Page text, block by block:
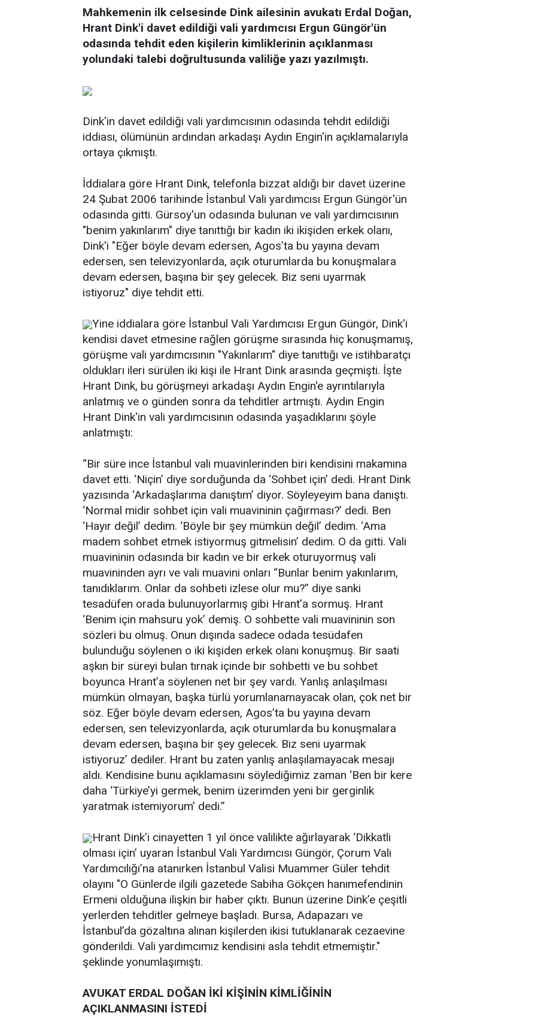
Mahkemenin ilk celsesinde Dink ailesinin avukatı Erdal Doğan,
Hrant Dink'i davet edildiği vali yardımcısı Ergun Güngör'ün
odasında tehdit eden kişilerin kimliklerinin açıklanması
yolundaki talebi doğrultusunda valiliğe yazı yazılmıştı.
Dink'in davet edildiği vali yardımcısının odasında tehdit edildiği
iddiası, ölümünün ardından arkadaşı Aydın Engin'in açıklamalarıyla
ortaya çıkmıştı.
İddialara göre Hrant Dink, telefonla bizzat aldığı bir davet üzerine
24 Şubat 2006 tarihinde İstanbul Vali yardımcısı Ergun Güngör'ün
odasında gitti. Gürsoy'un odasında bulunan ve vali yardımcısının
"benim yakınlarım" diye tanıttığı bir kadın iki ikişiden erkek olanı,
Dink'i "Eğer böyle devam edersen, Agos’ta bu yayına devam
edersen, sen televizyonlarda, açık oturumlarda bu konuşmalara
devam edersen, başına bir şey gelecek. Biz seni uyarmak
istiyoruz" diye tehdit etti.
Yine iddialara göre İstanbul Vali Yardımcısı Ergun Güngör, Dink'i
kendisi davet etmesine rağlen görüşme sırasında hiç konuşmamış,
görüşme vali yardımcısının "Yakınlarım" diye tanıttığı ve istihbaratçı
oldukları ileri sürülen iki kişi ile Hrant Dink arasında geçmişti. İşte
Hrant Dink, bu görüşmeyi arkadaşı Aydın Engin'e ayrıntılarıyla
anlatmış ve o günden sonra da tehditler artmıştı. Aydın Engin
Hrant Dink'in vali yardımcısının odasında yaşadıklarını şöyle
anlatmıştı:
“Bir süre ince İstanbul vali muavinlerinden biri kendisini makamına
davet etti. ‘Niçin’ diye sorduğunda da ‘Sohbet için’ dedi. Hrant Dink
yazısında ‘Arkadaşlarıma danıştım’ diyor. Söyleyeyim bana danıştı.
‘Normal midir sohbet için vali muavininin çağırması?’ dedi. Ben
‘Hayır değil’ dedim. ‘Böyle bir şey mümkün değil’ dedim. ‘Ama
madem sohbet etmek istiyormuş gitmelisin’ dedim. O da gitti. Vali
muavininin odasında bir kadın ve bir erkek oturuyormuş vali
muavininden ayrı ve vali muavini onları “Bunlar benim yakınlarım,
tanıdıklarım. Onlar da sohbeti izlese olur mu?” diye sanki
tesadüfen orada bulunuyorlarmış gibi Hrant’a sormuş. Hrant
‘Benim için mahsuru yok’ demiş. O sohbette vali muavininin son
sözleri bu olmuş. Onun dışında sadece odada tesüdafen
bulunduğu söylenen o iki kişiden erkek olanı konuşmuş. Bir saati
aşkın bir süreyi bulan tırnak içinde bir sohbetti ve bu sohbet
boyunca Hrant’a söylenen net bir şey vardı. Yanlış anlaşılması
mümkün olmayan, başka türlü yorumlanamayacak olan, çok net bir
söz. Eğer böyle devam edersen, Agos’ta bu yayına devam
edersen, sen televizyonlarda, açık oturumlarda bu konuşmalara
devam edersen, başına bir şey gelecek. Biz seni uyarmak
istiyoruz’ dediler. Hrant bu zaten yanlış anlaşılamayacak mesajı
aldı. Kendisine bunu açıklamasını söylediğimiz zaman ‘Ben bir kere
daha ‘Türkiye’yi germek, benim üzerimden yeni bir gerginlik
yaratmak istemiyorum’ dedi.”
Hrant Dink’i cinayetten 1 yıl önce valilikte ağırlayarak ‘Dikkatli
olması için’ uyaran İstanbul Vali Yardımcısı Güngör, Çorum Vali
Yardımcılığı’na atanırken İstanbul Valisi Muammer Güler tehdit
olayını "O Günlerde ilgili gazetede Sabiha Gökçen hanımefendinin
Ermeni olduğuna ilişkin bir haber çıktı. Bunun üzerine Dink’e çeşitli
yerlerden tehditler gelmeye başladı. Bursa, Adapazarı ve
İstanbul’da gözaltına alınan kişilerden ikisi tutuklanarak cezaevine
gönderildi. Vali yardımcımız kendisini asla tehdit etmemiştir."
şeklinde yonumlaşımıştı.
AVUKAT ERDAL DOĞAN İKİ KİŞİNİN KİMLİĞİNİN
AÇIKLANMASINI İSTEDİ